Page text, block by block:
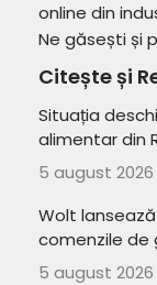
online din
Ne găsești și
Citește și
Situația
alimentar din
5 august 2026
Wolt
comenzile de
5 august 2026